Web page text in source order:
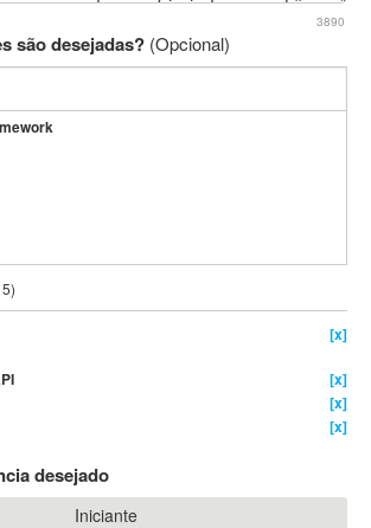
3890
são desejadas? (Opcional)
[x]
[x]
[x]
[x]
desejado
Iniciante